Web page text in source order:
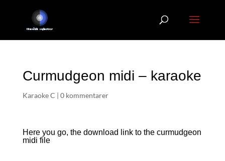
Curmudgeon midi – karaoke
Karaoke C | 0 kommentarer
Here you go, the download link to the curmudgeon
midi file